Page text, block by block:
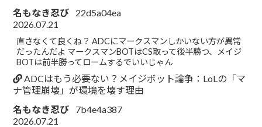
名もなき忍び
22d5a04ea
2026.07.21
直さなくて良くね？ ADCにマークスマンしかいない方が異常
だったんだよ マークスマンBOTはCS取って後半勝つ、メイジ
BOTは前半勝ってロームするでいいじゃん
ADCはもう必要ない？メイジボット論争：LoLの「マ
ナ管理崩壊」が環境を壊す理由
名もなき忍び
7b4e4a387
2026.07.21